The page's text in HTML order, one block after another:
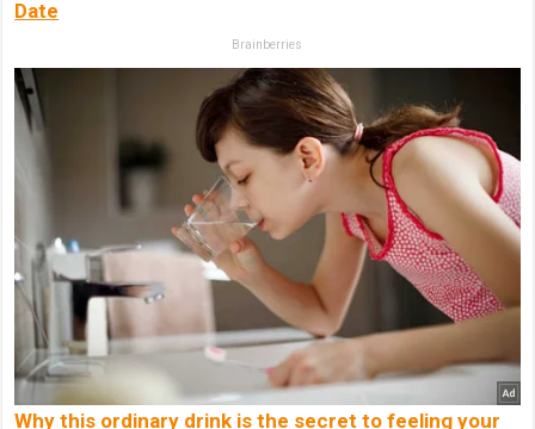
Date
Brainberries
Why this ordinary drink is the secret to feeling your